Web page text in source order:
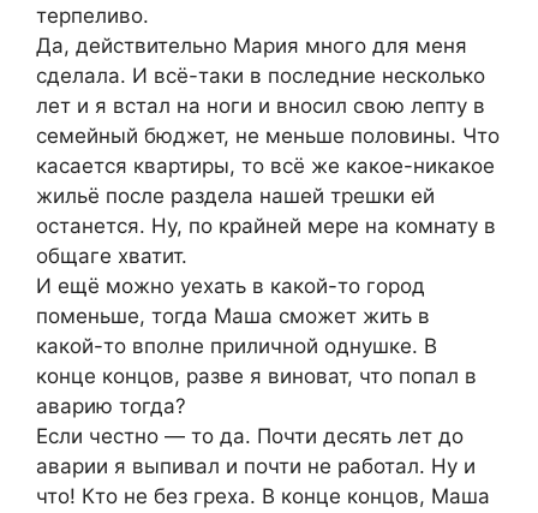
терпеливо.
Да, действительно Мария много для меня
сделала. И всё-таки в последние несколько
лет и я встал на ноги и вносил свою лепту в
семейный бюджет, не меньше половины. Что
касается квартиры, то всё же какое-никакое
жильё после раздела нашей трешки ей
останется. Ну, по крайней мере на комнату в
общаге хватит.
И ещё можно уехать в какой-то город
поменьше, тогда Маша сможет жить в
какой-то вполне приличной однушке. В
конце концов, разве я виноват, что попал в
аварию тогда?
Если честно — то да. Почти десять лет до
аварии я выпивал и почти не работал. Ну и
что! Кто не без греха. В конце концов, Маша